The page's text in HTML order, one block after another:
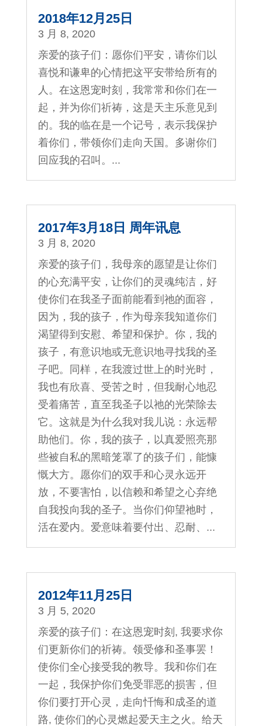
2018年12月25日
3 月 8, 2020
亲爱的孩子们：愿你们平安，请你们以
喜悦和谦卑的心情把这平安带给所有的
人。在这恩宠时刻，我常常和你们在一
起，并为你们祈祷，这是天主乐意见到
的。我的临在是一个记号，表示我保护
着你们，带领你们走向天国。多谢你们
回应我的召叫。...
2017年3月18日 周年讯息
3 月 8, 2020
亲爱的孩子们，我母亲的愿望是让你们
的心充满平安，让你们的灵魂纯洁，好
使你们在我圣子面前能看到祂的面容，
因为，我的孩子，作为母亲我知道你们
渴望得到安慰、希望和保护。你，我的
孩子，有意识地或无意识地寻找我的圣
子吧。同样，在我渡过世上的时光时，
我也有欣喜、受苦之时，但我耐心地忍
受着痛苦，直至我圣子以祂的光荣除去
它。这就是为什么我对我儿说：永远帮
助他们。你，我的孩子，以真爱照亮那
些被自私的黑暗笼罩了的孩子们，能慷
慨大方。愿你们的双手和心灵永远开
放，不要害怕，以信赖和希望之心弃绝
自我投向我的圣子。当你们仰望祂时，
活在爱内。爱意味着要付出、忍耐、...
2012年11月25日
3 月 5, 2020
亲爱的孩子们：在这恩宠时刻, 我要求你
们更新你们的祈祷。领受修和圣事罢！
使你们全心接受我的教导。我和你们在
一起，我保护你们免受罪恶的损害，但
你们要打开心灵，走向忏悔和成圣的道
路, 使你们的心灵燃起爱天主之火。给天